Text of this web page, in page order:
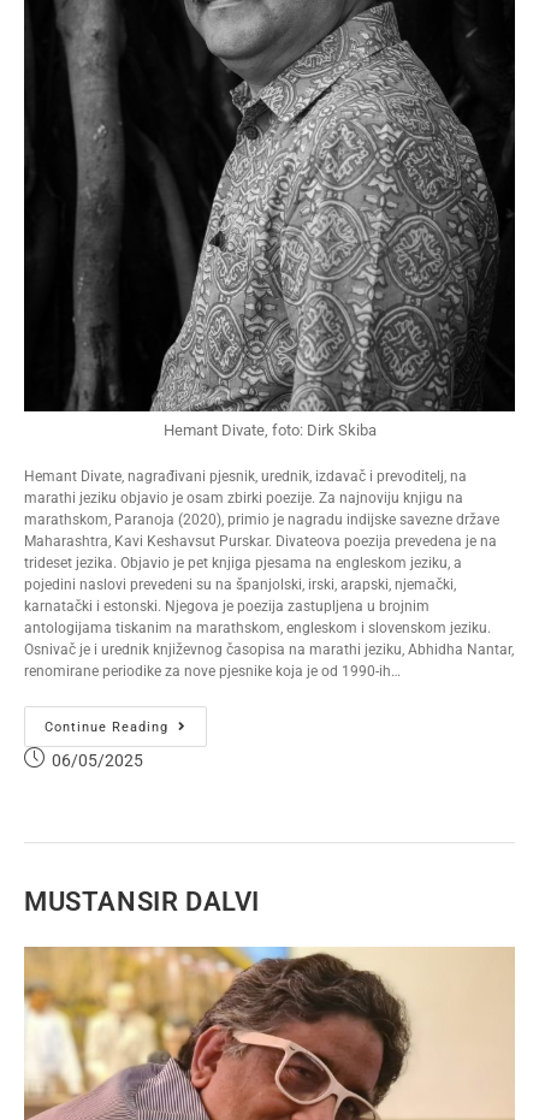
Hemant Divate, foto: Dirk Skiba
Hemant Divate, nagrađivani pjesnik, urednik, izdavač i prevoditelj, na
marathi jeziku objavio je osam zbirki poezije. Za najnoviju knjigu na
marathskom, Paranoja (2020), primio je nagradu indijske savezne države
Maharashtra, Kavi Keshavsut Purskar. Divateova poezija prevedena je na
trideset jezika. Objavio je pet knjiga pjesama na engleskom jeziku, a
pojedini naslovi prevedeni su na španjolski, irski, arapski, njemački,
karnatački i estonski. Njegova je poezija zastupljena u brojnim
antologijama tiskanim na marathskom, engleskom i slovenskom jeziku.
Osnivač je i urednik književnog časopisa na marathi jeziku, Abhidha Nantar,
renomirane periodike za nove pjesnike koja je od 1990-ih…
Continue Reading
06/05/2025
MUSTANSIR DALVI